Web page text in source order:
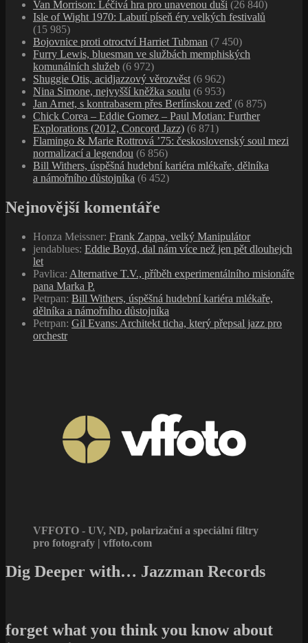
Van Morrison: Léčivá hra pro unavenou duši (26 840)
Isle of Wight 1970: Labutí píseň éry velkých festivalů
(15 985)
Bojovnice proti otroctví Harriet Tubman (7 450)
Furry Lewis, bluesman ve službách memphiských
komunálních služeb (6 972)
Shuggie Otis, acidjazzový věrozvěst (6 962)
Nina Simone, nejvyšší kněžka soulu (6 953)
Jan Arnet, s kontrabasem přes Berlínskou zeď (6 875)
Chick Corea – Eddie Gomez – Paul Motian: Further
Explorations (2012, Concord Jazz) (6 871)
Flamingo & Marie Rottrová ’75: československý soul mezi
normalizací a legendou (6 856)
Bill Withers, úspěšná hudební kariéra mlékaře, dělníka
a námořního důstojníka (6 452)
Nejnovější komentáře
Honza Meissner: Frank Zappa, velký Manipulátor
jendablues: Eddie Boyd, dal nám více než jen pět dlouhejch
let
Pavlica: Alternative T.V., příběh experimentálního misionáře
pana Marka P.
Petrpan: Bill Withers, úspěšná hudební kariéra mlékaře,
dělníka a námořního důstojníka
Petrpan: Gil Evans: Architekt ticha, který přepsal jazz pro
orchestr
VFFOTO - UV, ND, polarizační a speciální filtry
pro fotografy | vffoto.com
Dig Deeper with… Jazzman Records
forget what you think you know about